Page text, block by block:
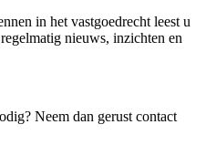
in het vastgoedrecht leest u
nieuws, inzichten en
Neem dan gerust contact